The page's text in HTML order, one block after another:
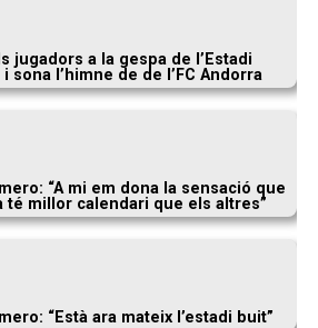
jugadors a la gespa de l’Estadi
i sona l’himne de de l’FC Andorra
“A mi em dona la sensació que
té millor calendari que els altres”
“Està ara mateix l’estadi buit”